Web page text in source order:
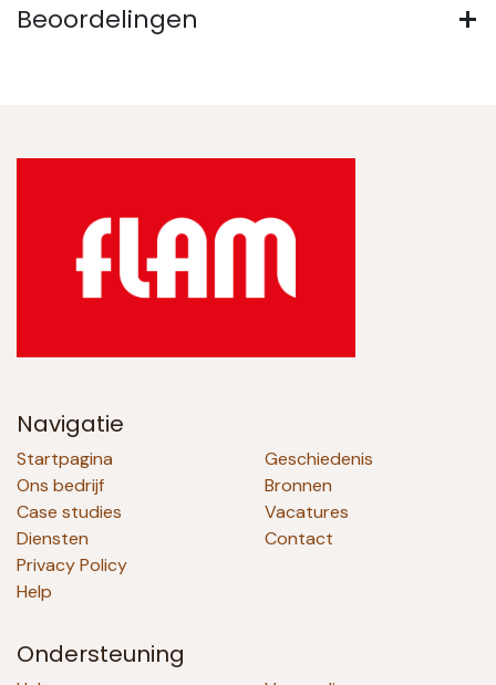
Beoordelingen
Navigatie
Startpagina
Ons bedrijf
Case studies
Diensten
Privacy Policy
Help
Geschiedenis
Bronnen
Vacatures
Contact
Ondersteuning